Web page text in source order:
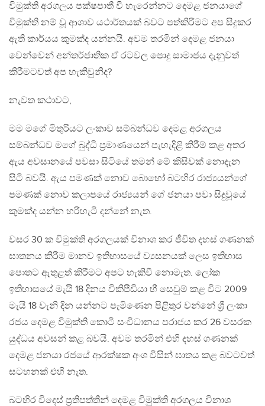
විමුක්ති අරගලය පක්ෂපාතී වී හැරෙන්නට දෙමළ ජනයාගේ
විමුක්ති නම් වූ ආශාව යථාර්තයක් බවට පත්කිරීමට අප සිදුකර
ඇති කාර්යය කුමක්ද යන්නයි. අවම තරමින් දෙමළ ජනයා
වෙන්වෙන් අන්තර්ජාතික ඒ රටවල පොදු සාමාජය දැනුවත්
කිරීමටවත් අප හැකිවුනිද?
නැවත කථාවට,
මම මගේ මිතුරියට ලංකාව සම්බන්ධව දෙමළ අරගලය
සම්බන්ධව මගේ බුද්ධි ප්‍රමාණයෙන් පැහැදිළි කිරීම් කළ අතර
ඇය අවසානයේ පවසා සිටියේ තමන් මේ කිසිවක් නොදැන
සිටි බවයි. ඇය පමණක් නොව ​බොහෝ බටහිර රාජ්‍යයන්ගේ
පමණක් නොව කලාපයේ රාජ්‍යයන් ගේ ජනයා පවා සිදුවූයේ
කුමක්ද යන්න හරිහැටි දන්නේ නැත.
වසර 30 ක විමුක්ති අරගලයක් විනාශ කර ජීවිත දහස් ගණනක්
ඝාතනය කිරීම මානව ඉතිහාසයේ ව්‍යසනයක් ලෙස ඉතිහාස
පොතට ඇතුළත් කිරීමට අපට හැකිවී නොමැත. ලෝක
ඉතිහාසයේ මැයි 18 දිනය විකිපීඩියා හී සෙවුම් කළ විට 2009
මැයි 18 වැනි දින යන්නට පැමිණෙන පිළිතුර වන්නේ ශ්‍රී ලංකා
රජය දෙමළ විමුක්ති කොටි සංවිධානය පරාජය කර 26 වසරක
යුද්ධය අවසන් කළ බවයි. අවම තරමින් එහි දහස් ගණනක්
දෙමළ ජනයා රජයේ ආරක්ෂක අංශ විසින් ඝාතය කළ බවටවත්
සටහනක් එහි නැත.
බටහිර විදෙස් ප්‍රතිපත්තීන් දෙමළ විමුක්ති අරගලය විනාශ